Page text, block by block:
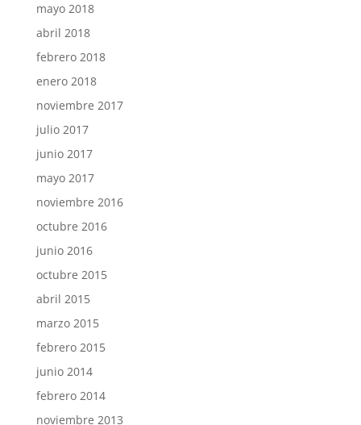
mayo 2018
abril 2018
febrero 2018
enero 2018
noviembre 2017
julio 2017
junio 2017
mayo 2017
noviembre 2016
octubre 2016
junio 2016
octubre 2015
abril 2015
marzo 2015
febrero 2015
junio 2014
febrero 2014
noviembre 2013